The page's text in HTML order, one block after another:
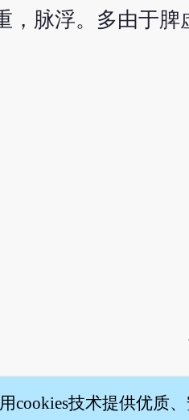
，脉浮。多由于脾
cookies技术提供优质